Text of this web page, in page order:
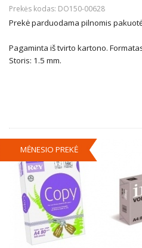
Prekės kodas: DO150-00628
Prekė parduodama pilnomis
Pagaminta iš tvirto kartono.
Storis: 1.5 mm.
MĖNESIO PREKĖ